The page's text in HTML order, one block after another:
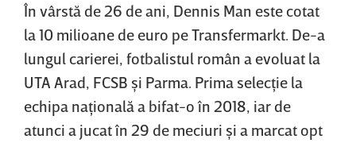
În vârstă de 26 de ani, Dennis Man este cotat
la 10 milioane de euro pe Transfermarkt. De-a
lungul carierei, fotbalistul român a evoluat la
UTA Arad, FCSB şi Parma. Prima selecţie la
echipa naţională a bifat-o în 2018, iar de
atunci a jucat în 29 de meciuri şi a marcat opt